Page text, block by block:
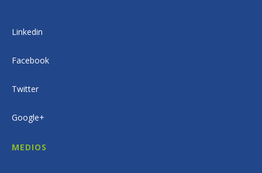
Linkedin
Facebook
Twitter
Google+
MEDIOS